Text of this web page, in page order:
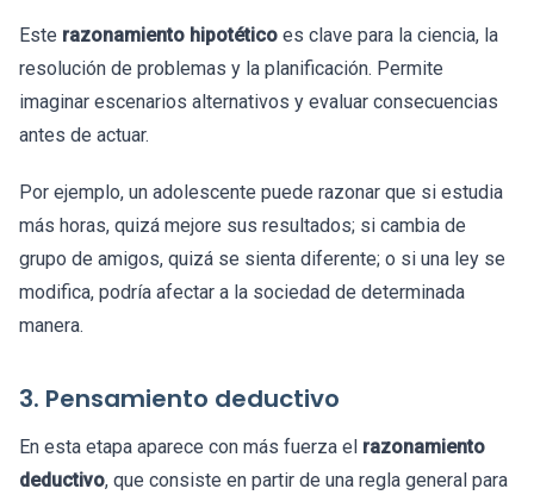
Este razonamiento hipotético es clave para la ciencia, la
resolución de problemas y la planificación. Permite
imaginar escenarios alternativos y evaluar consecuencias
antes de actuar.
Por ejemplo, un adolescente puede razonar que si estudia
más horas, quizá mejore sus resultados; si cambia de
grupo de amigos, quizá se sienta diferente; o si una ley se
modifica, podría afectar a la sociedad de determinada
manera.
3. Pensamiento deductivo
En esta etapa aparece con más fuerza el razonamiento
deductivo, que consiste en partir de una regla general para